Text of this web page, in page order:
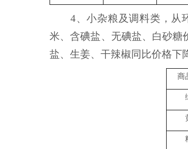
4、小杂粮及调料类 ， 从
米、含碘盐、无碘盐、白砂糖
盐、 生姜、干辣椒同比价格下
商